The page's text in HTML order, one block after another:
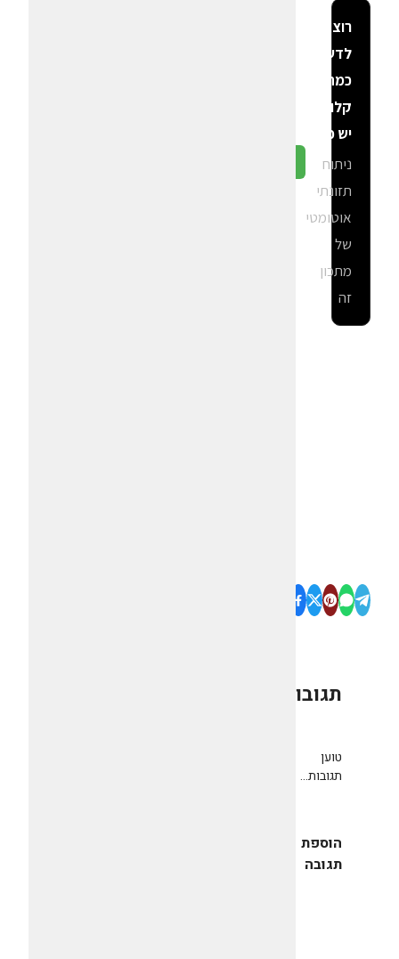
רוצה
לדעת
כמה
קלוריות
יש פה?
ניתוח
תזונתי
אוטומטי
של
מתכון
זה
תגובות
טוען
תגובות...
הוספת
תגובה